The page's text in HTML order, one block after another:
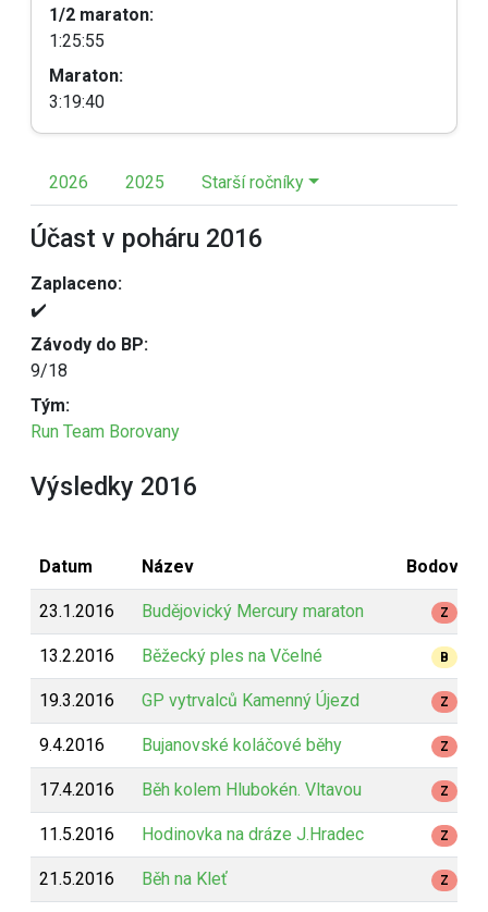
1/2 maraton:
1:25:55
Maraton:
3:19:40
2026 2025 Starší ročníky
Účast v poháru 2016
Zaplaceno:
✔️
Závody do BP:
9/18
Tým:
Run Team Borovany
Výsledky 2016
Datum Název Bodování
23.1.2016 Budějovický Mercury maraton Z
13.2.2016 Běžecký ples na Včelné B
19.3.2016 GP vytrvalců Kamenný Újezd Z
9.4.2016 Bujanovské koláčové běhy Z
17.4.2016 Běh kolem Hlubokén. Vltavou Z
11.5.2016 Hodinovka na dráze J.Hradec Z
21.5.2016 Běh na Kleť Z